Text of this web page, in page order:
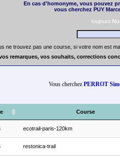
En cas d'homonyme, vous pouvez
vous cherchez PUY
toujours
ne trouvez pas une course, si votre nom est
remarques, vos souhaits, corrections
Vous cherchez PERROT
Course
ecotrail-paris-120km
restonica-trail